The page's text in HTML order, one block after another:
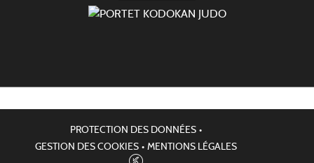
PROTECTION DES DONNÉES •
GESTION DES COOKIES • MENTIONS LÉGALES